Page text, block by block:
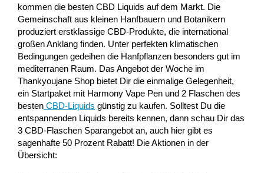
kommen die besten CBD Liquids auf dem Markt. Die
Gemeinschaft aus kleinen Hanfbauern und Botanikern
produziert erstklassige CBD-Produkte, die international
großen Anklang finden. Unter perfekten klimatischen
Bedingungen gedeihen die Hanfpflanzen besonders gut im
mediterranen Raum. Das Angebot der Woche im
Thankyoujane Shop bietet Dir die einmalige Gelegenheit,
ein Startpaket mit Harmony Vape Pen und 2 Flaschen des
bestenCBD-Liquids günstig zu kaufen. Solltest Du die
entspannenden Liquids bereits kennen, dann schau Dir das
3 CBD-Flaschen Sparangebot an, auch hier gibt es
sagenhafte 50 Prozent Rabatt! Die Aktionen in der
Übersicht: